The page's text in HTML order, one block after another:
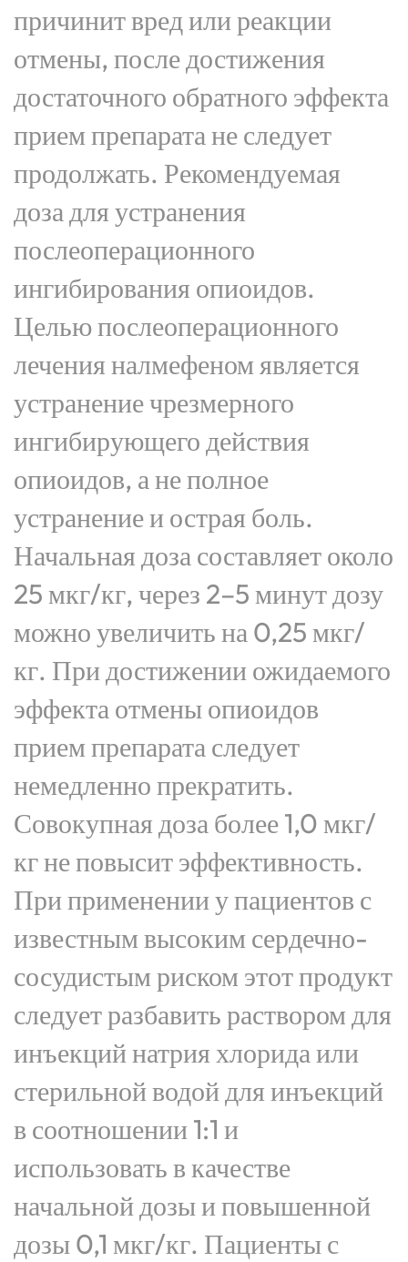
причинит вред или реакции
отмены, после достижения
достаточного обратного эффекта
прием препарата не следует
продолжать. Рекомендуемая
доза для устранения
послеоперационного
ингибирования опиоидов.
Целью послеоперационного
лечения налмефеном является
устранение чрезмерного
ингибирующего действия
опиоидов, а не полное
устранение и острая боль.
Начальная доза составляет около
25 мкг/кг, через 2–5 минут дозу
можно увеличить на 0,25 мкг/
кг. При достижении ожидаемого
эффекта отмены опиоидов
прием препарата следует
немедленно прекратить.
Совокупная доза более 1,0 мкг/
кг не повысит эффективность.
При применении у пациентов с
известным высоким сердечно-
сосудистым риском этот продукт
следует разбавить раствором для
инъекций натрия хлорида или
стерильной водой для инъекций
в соотношении 1:1 и
использовать в качестве
начальной дозы и повышенной
дозы 0,1 мкг/кг. Пациенты с